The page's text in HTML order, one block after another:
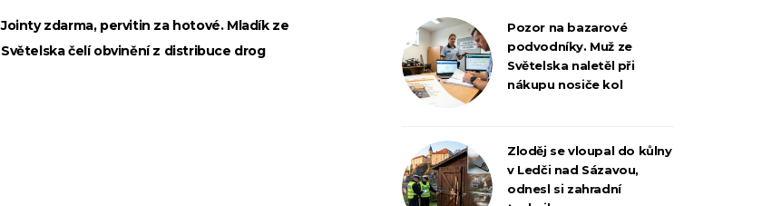
Jointy zdarma, pervitin za hotové. Mladík ze
Světelska čelí obvinění z distribuce drog
Pozor na bazarové
podvodníky. Muž ze
Světelska naletěl při
nákupu nosiče kol
Zloděj se vloupal do kůlny
v Ledči nad Sázavou,
odnesl si zahradní